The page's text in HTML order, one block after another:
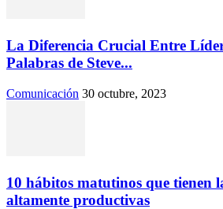
La Diferencia Crucial Entre
Palabras de Steve...
Comunicación 30 octubre, 2023
10 hábitos matutinos que tienen
altamente productivas